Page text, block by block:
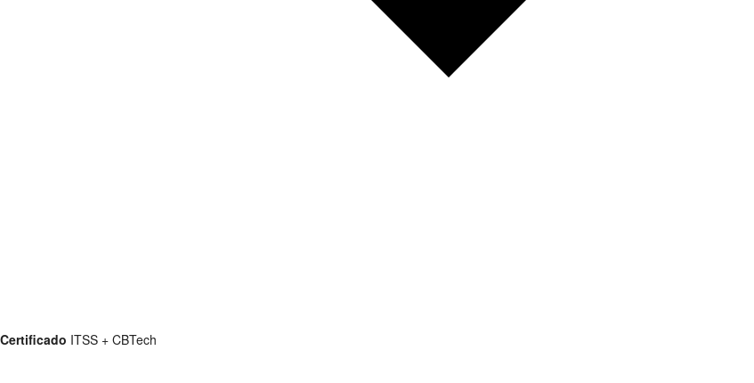
Certificado ITSS + CBTech